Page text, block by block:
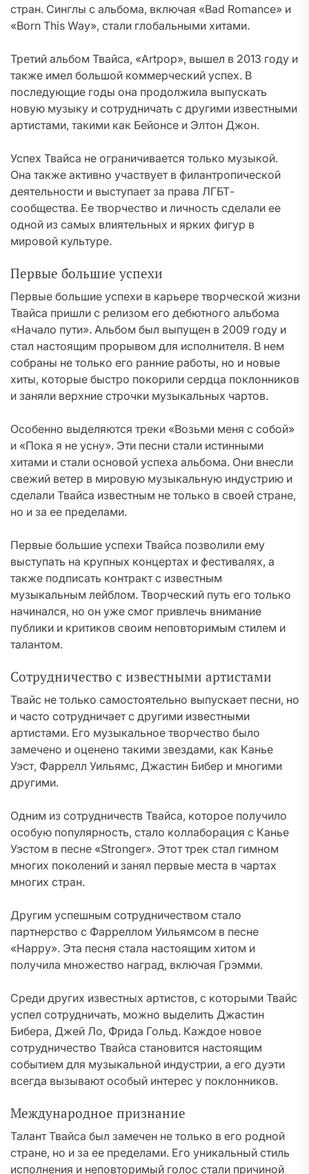
стран. Синглы с альбома, включая «Bad Romance» и
«Born This Way», стали глобальными хитами.
Третий альбом Твайса, «Artpop», вышел в 2013 году и
также имел большой коммерческий успех. В
последующие годы она продолжила выпускать
новую музыку и сотрудничать с другими известными
артистами, такими как Бейонсе и Элтон Джон.
Успех Твайса не ограничивается только музыкой.
Она также активно участвует в филантропической
деятельности и выступает за права ЛГБТ-
сообщества. Ее творчество и личность сделали ее
одной из самых влиятельных и ярких фигур в
мировой культуре.
Первые большие успехи
Первые большие успехи в карьере творческой жизни
Твайса пришли с релизом его дебютного альбома
«Начало пути». Альбом был выпущен в 2009 году и
стал настоящим прорывом для исполнителя. В нем
собраны не только его ранние работы, но и новые
хиты, которые быстро покорили сердца поклонников
и заняли верхние строчки музыкальных чартов.
Особенно выделяются треки «Возьми меня с собой»
и «Пока я не усну». Эти песни стали истинными
хитами и стали основой успеха альбома. Они внесли
свежий ветер в мировую музыкальную индустрию и
сделали Твайса известным не только в своей стране,
но и за ее пределами.
Первые большие успехи Твайса позволили ему
выступать на крупных концертах и фестивалях, а
также подписать контракт с известным
музыкальным лейблом. Творческий путь его только
начинался, но он уже смог привлечь внимание
публики и критиков своим неповторимым стилем и
талантом.
Сотрудничество с известными артистами
Твайс не только самостоятельно выпускает песни, но
и часто сотрудничает с другими известными
артистами. Его музыкальное творчество было
замечено и оценено такими звездами, как Канье
Уэст, Фаррелл Уильямс, Джастин Бибер и многими
другими.
Одним из сотрудничеств Твайса, которое получило
особую популярность, стало коллаборация с Канье
Уэстом в песне «Stronger». Этот трек стал гимном
многих поколений и занял первые места в чартах
многих стран.
Другим успешным сотрудничеством стало
партнерство с Фарреллом Уильямсом в песне
«Happy». Эта песня стала настоящим хитом и
получила множество наград, включая Грэмми.
Среди других известных артистов, с которыми Твайс
успел сотрудничать, можно выделить Джастин
Бибера, Джей Ло, Фрида Гольд. Каждое новое
сотрудничество Твайса становится настоящим
событием для музыкальной индустрии, а его дуэти
всегда вызывают особый интерес у поклонников.
Международное признание
Талант Твайса был замечен не только в его родной
стране, но и за ее пределами. Его уникальный стиль
исполнения и неповторимый голос стали причиной